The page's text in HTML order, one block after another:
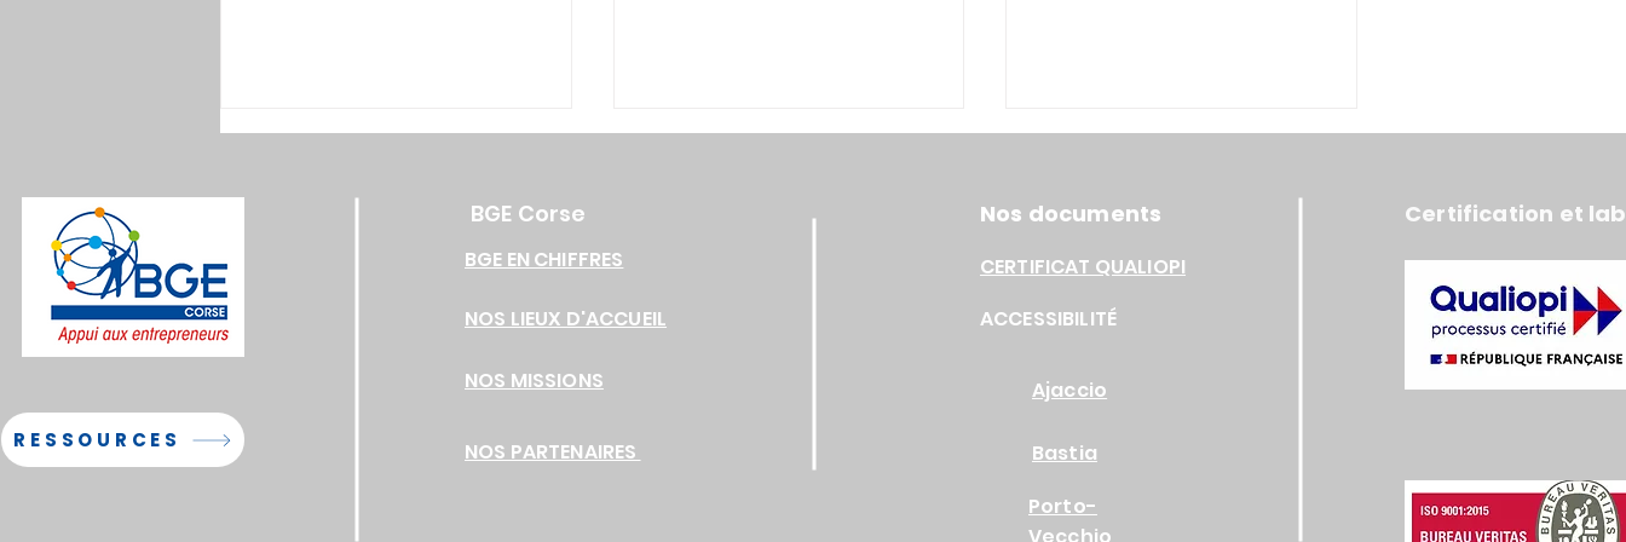
FIT FOR THE FUTURE
BGE Corse
BGE EN CHIFFRES
NOS LIEUX D'ACCUEIL
NOS MISSIONS
RESSOURCES NOS PARTENAIRES
Nos documents Certification et
CERTIFICAT QUALIOPI
ACCESSIBILITÉ
Ajaccio
Bastia
Porto-